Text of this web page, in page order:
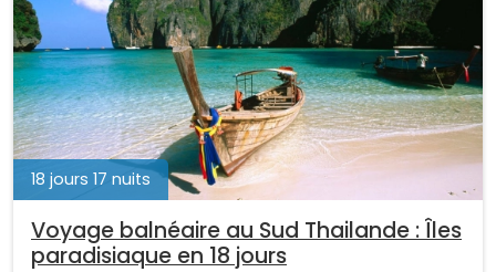
18 jours 17 nuits
Voyage balnéaire au Sud Thailande : Îles
paradisiaque en 18 jours